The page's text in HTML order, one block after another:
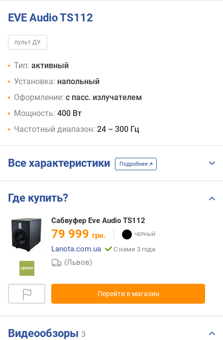
EVE Audio TS112
пульт ДУ
Тип: активный
Установка: напольный
Оформление: с пасс. излучателем
Мощность: 400 Вт
Частотный диапазон: 24 – 300 Гц
Все характеристики Подробнее
Где купить?
Сабвуфер Eve Audio TS112
79 999 грн.
Lanota.com.ua
С нами 3 года
(Львов)
Перейти в магазин
Видеообзоры 3